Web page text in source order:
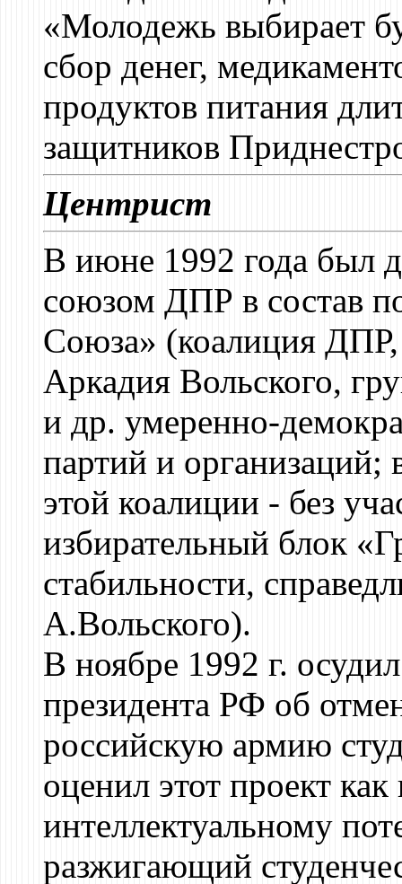
«Молодежь выбирает
сбор денег,
продуктов питания
защитников
Центрист
В июне 1992 года был
союзом ДПР в состав
Союза» (коалиция
Аркадия Вольского,
и др. умеренно-
партий и организаций;
этой коалиции - без
избирательный блок
стабильности,
А.Вольского).
В ноябре 1992 г.
президента РФ об
российскую армию
оценил этот проект
интеллектуальному
разжигающий